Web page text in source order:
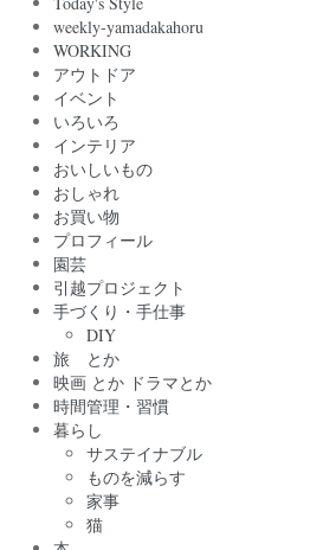
weekly-yamadakahoru
WORKING
アウトドア
イベント
いろいろ
インテリア
おいしいもの
おしゃれ
お買い物
プロフィール
園芸
引越プロジェクト
手づくり・手仕事
DIY
旅 とか
映画 とか ドラマとか
時間管理・習慣
暮らし
サステイナブル
ものを減らす
家事
猫